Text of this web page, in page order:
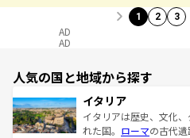
1 2 3
AD
AD
人気の国と地域から探す
イタリア
イタリアは歴史、文化
れた国。 ローマの古代